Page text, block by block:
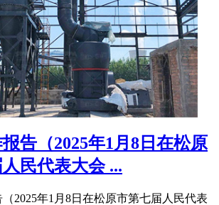
告（2025年1月8日在松原
民代表大会 ...
2025年1月8日在松原市第七届人民代表